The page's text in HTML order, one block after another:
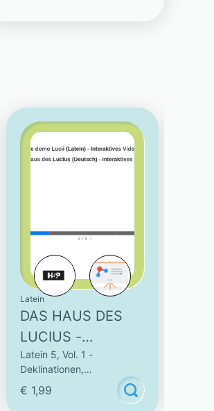
Latein
DAS HAUS DES
LUCIUS -
INTERAKTIVES
VIDEO
Latein 5, Vol. 1 -
Deklinationen,
Konjugationen & Vokabeln
€ 1,99